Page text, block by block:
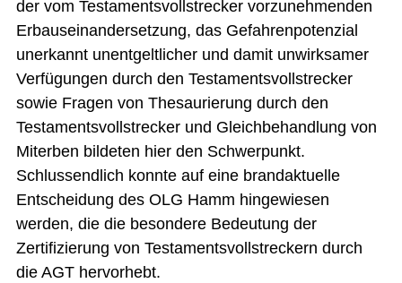
der vom Testamentsvollstrecker vorzunehmenden
Erbauseinandersetzung, das Gefahrenpotenzial
unerkannt unentgeltlicher und damit unwirksamer
Verfügungen durch den Testamentsvollstrecker
sowie Fragen von Thesaurierung durch den
Testamentsvollstrecker und Gleichbehandlung von
Miterben bildeten hier den Schwerpunkt.
Schlussendlich konnte auf eine brandaktuelle
Entscheidung des OLG Hamm hingewiesen
werden, die die besondere Bedeutung der
Zertifizierung von Testamentsvollstreckern durch
die AGT hervorhebt.